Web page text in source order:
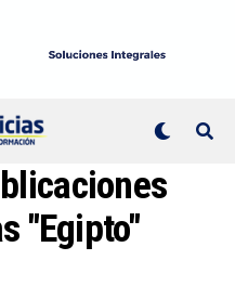
"Egipto"